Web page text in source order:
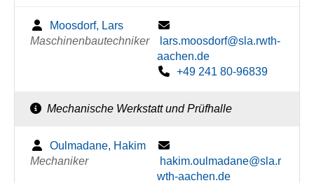
Moosdorf, Lars
Maschinenbautechniker
lars.moosdorf@sla.rwth-
aachen.de
+49 241 80-96839
Mechanische Werkstatt und Prüfhalle
Oulmadane, Hakim
Mechaniker
hakim.oulmadane@sla.r
wth-aachen.de